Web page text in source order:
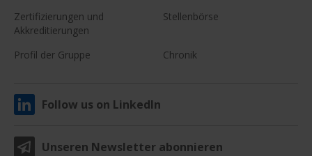
Zertifizierungen und
Akkreditierungen
Stellenbörse
Profil der Gruppe Chronik
Follow us on LinkedIn
Unseren Newsletter abonnieren